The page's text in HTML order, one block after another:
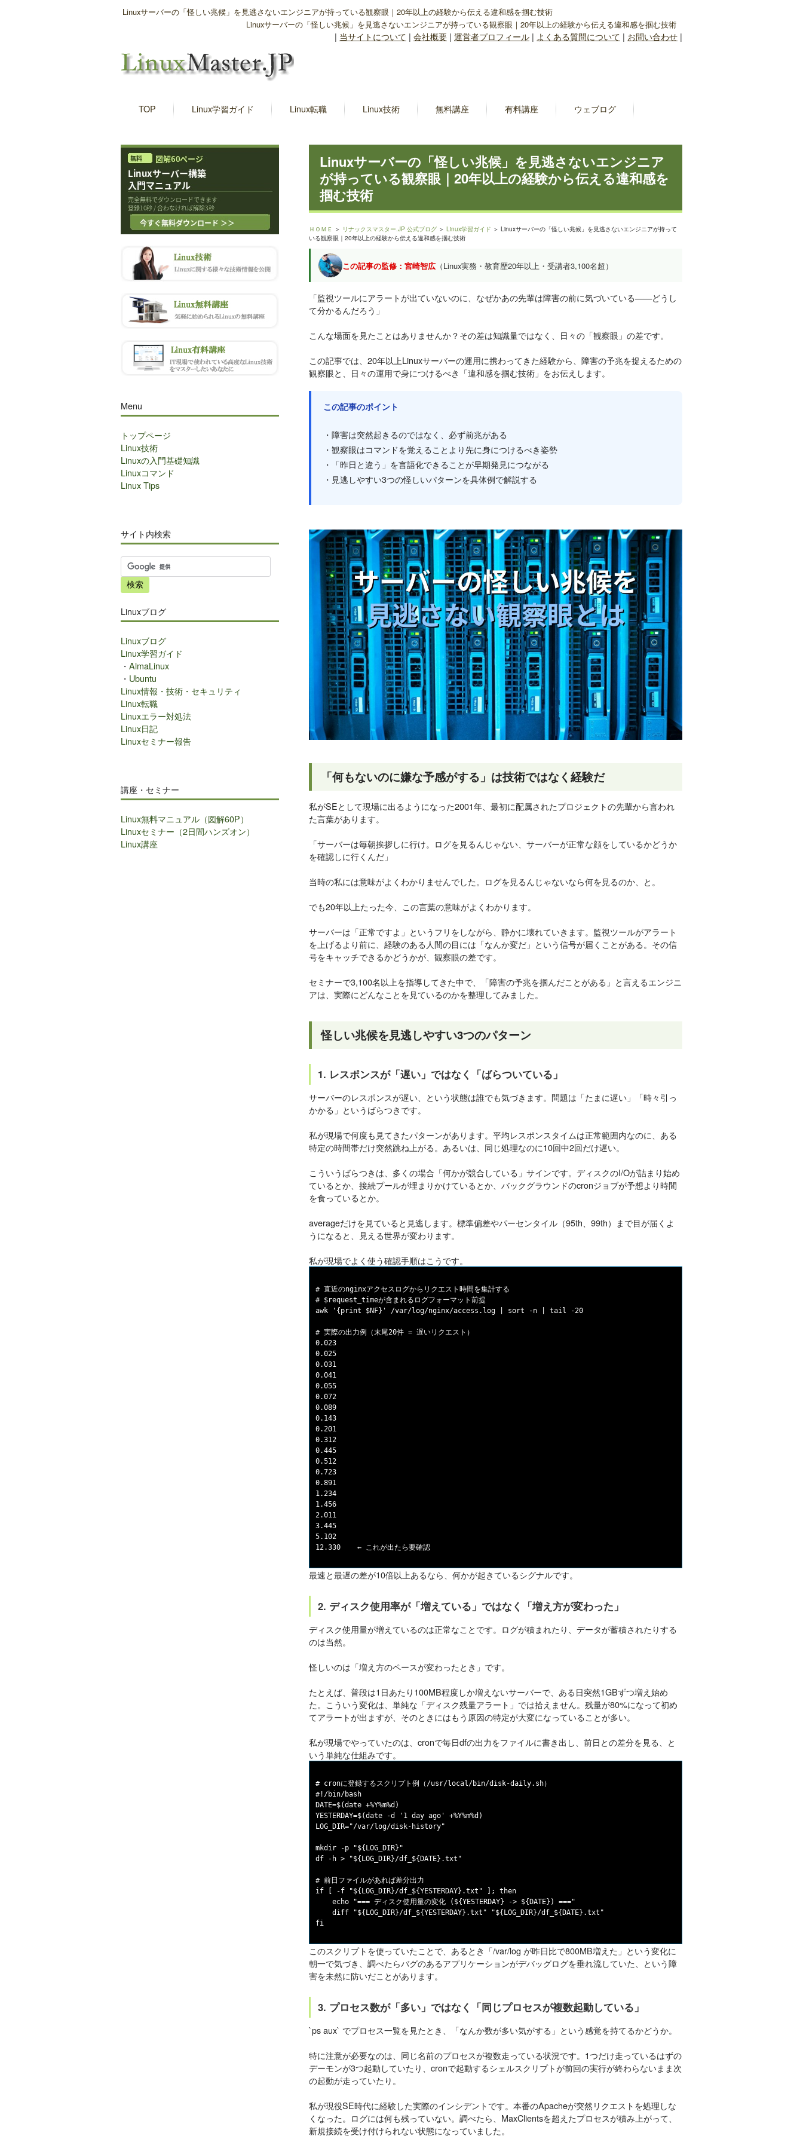
Linuxサーバーの「怪しい兆候」を見逃さないエンジニアが持っている観察眼｜20年以上の経験から伝える違和感を掴む技術
Linuxサーバーの「怪しい兆候」を見逃さないエンジニアが持っている観察眼｜20年以上の経験から伝える違和感を掴む技術
| 当サイトについて | 会社概要 | 運営者プロフィール | よくある質問について | お問い合わせ |
TOP Linux学習ガイド Linux転職 Linux技術 無料講座 有料講座 ウェブログ
Linuxサーバーの「怪しい兆候」を見逃さないエンジニア
が持っている観察眼｜20年以上の経験から伝える違和感を
掴む技術
ＨＯＭＥ ＞ リナックスマスター.JP 公式ブログ ＞ Linux学習ガイド ＞ Linuxサーバーの「怪しい兆候」を見逃さないエンジニアが持って
いる観察眼｜20年以上の経験から伝える違和感を掴む技術
この記事の監修：宮崎智広（Linux実務・教育歴20年以上・受講者3,100名超）
「監視ツールにアラートが出ていないのに、なぜかあの先輩は障害の前に気づいている——どうし
て分かるんだろう」
こんな場面を見たことはありませんか？その差は知識量ではなく、日々の「観察眼」の差です。
この記事では、20年以上Linuxサーバーの運用に携わってきた経験から、障害の予兆を捉えるための
観察眼と、日々の運用で身につけるべき「違和感を掴む技術」をお伝えします。
この記事のポイント
・障害は突然起きるのではなく、必ず前兆がある
・観察眼はコマンドを覚えることより先に身につけるべき姿勢
・「昨日と違う」を言語化できることが早期発見につながる
・見逃しやすい3つの怪しいパターンを具体例で解説する
「何もないのに嫌な予感がする」は技術ではなく経験だ
私がSEとして現場に出るようになった2001年、最初に配属されたプロジェクトの先輩から言われ
た言葉があります。
「サーバーは毎朝挨拶しに行け。ログを見るんじゃない、 サーバーが正常な顔をしているかどうか
を確認しに行くんだ」
当時の私には意味がよくわかりませんでした。ログを見るんじゃないなら何を見るのか、と。
でも20年以上たった今、この言葉の意味がよくわかります。
サーバーは「正常ですよ」というフリをしながら、静かに壊れていきます。監視ツールがアラート
を上げるより前に、経験のある人間の目には「なんか変だ」という信号が届くことがある。その信
号をキャッチできるかどうかが、観察眼の差です。
セミナーで3,100名以上を指導してきた中で、「障害の予兆を掴んだことがある」と言えるエンジニ
アは、実際にどんなことを見ているのかを整理してみました。
怪しい兆候を見逃しやすい3つのパターン
1. レスポンスが「遅い」ではなく「ばらついている」
サーバーのレスポンスが遅い、という状態は誰でも気づきます。問題は「たまに遅い」「時々引っ
かかる」というばらつきです。
私が現場で何度も見てきたパターンがあります。平均レスポンスタイムは正常範囲内なのに、ある
特定の時間帯だけ突然跳ね上がる。あるいは、同じ処理なのに10回中2回だけ遅い。
こういうばらつきは、多くの場合「何かが競合している」サインです。ディスクのI/Oが詰まり始め
ているとか、接続プールが埋まりかけているとか、バックグラウンドのcronジョブが予想より時間
を食っているとか。
averageだけを見ていると見逃します。標準偏差やパーセンタイル（95th、99th）まで目が届くよ
うになると、見える世界が変わります。
私が現場でよく使う確認手順はこうです。
# 直近のnginxアクセスログからリクエスト時間を集計する
# $request_timeが含まれるログフォーマット前提
awk '{print $NF}' /var/log/nginx/access.log | sort -n | tail -20
# 実際の出力例（末尾20件 = 遅いリクエスト）
0.023
0.025
0.031
0.041
0.055
0.072
0.089
0.143
0.201
0.312
0.445
0.512
0.723
0.891
1.234
1.456
2.011
3.445
5.102
最速と最遅の差が10倍以上あるなら、何かが起きているシグナルです。
2. ディスク使用率が「増えている」ではなく「増え方が変わった」
ディスク使用量が増えているのは正常なことです。ログが積まれたり、データが蓄積されたりする
のは当然。
怪しいのは「増え方のペースが変わったとき」です。
たとえば、普段は1日あたり100MB程度しか増えないサーバーで、ある日突然1GBずつ増え始め
た。こういう変化は、単純な「ディスク残量アラート」では拾えません。残量が80%になって初め
てアラートが出ますが、そのときにはもう原因の特定が大変になっていることが多い。
私が現場でやっていたのは、cronで毎日dfの出力をファイルに書き出し、前日との差分を見る、と
いう単純な仕組みです。
# cronに登録するスクリプト例（/usr/local/bin/disk-daily.sh）
#!/bin/bash
DATE=$(date +%Y%m%d)
YESTERDAY=$(date -d '1 day ago' +%Y%m%d)
LOG_DIR="/var/log/disk-history"
mkdir -p "${LOG_DIR}"
df -h > "${LOG_DIR}/df_${DATE}.txt"
# 前日ファイルがあれば差分出力
if [ -f "${LOG_DIR}/df_${YESTERDAY}.txt" ]; then
    echo "=== ディスク使用量の変化 (${YESTERDAY} -> ${DATE}) ==="
    diff "${LOG_DIR}/df_${YESTERDAY}.txt" "${LOG_DIR}/df_${DATE}.txt"
このスクリプトを使っていたことで、あるとき「/var/log が昨日比で800MB増えた」という変化に
朝一で気づき、調べたらバグのあるアプリケーションがデバッグログを垂れ流していた、という障
害を未然に防いだことがあります。
3. プロセス数が「多い」ではなく「同じプロセスが複数起動している」
`ps aux` でプロセス一覧を見たとき、「なんか数が多い気がする」という感覚を持てるかどうか。
特に注意が必要なのは、 同じ名前のプロセスが複数走っている状況です。1つだけ走っているはずの
デーモンが3つ起動していたり、cronで起動するシェルスクリプトが前回の実行が終わらないまま次
の起動が走っていたり。
私が現役SE時代に経験した実際のインシデントです。本番のApacheが突然リクエストを処理しな
くなった。ログには何も残っていない。調べたら、MaxClientsを超えたプロセスが積み上がって、
新規接続を受け付けられない状態になっていました。
Menu
トップページ
Linux技術
Linuxの入門基礎知識
Linuxコマンド
Linux Tips
サイト内検索
サ
イ
ト
検
索
Linuxブログ
Linuxブログ
Linux学習ガイド
・ AlmaLinux
・ Ubuntu
Linux情報・技術・セキュリティ
Linux転職
Linuxエラー対処法
Linux日記
Linuxセミナー報告
講座・セミナー
Linux無料マニュアル（図解60P）
Linuxセミナー（2日間ハンズオン）
Linux講座